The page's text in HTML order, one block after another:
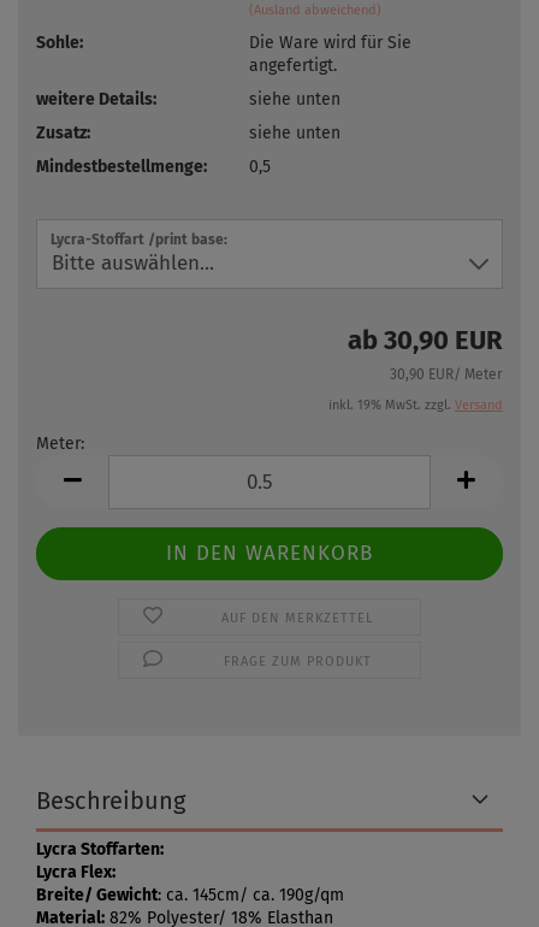
(Ausland abweichend)
Sohle:
Die Ware wird für Sie
angefertigt.
weitere Details:
siehe unten
Zusatz:
siehe unten
Mindestbestellmenge:
0,5
Lycra-Stoffart /print base:
ab 30,90 EUR
30,90 EUR/ Meter
inkl. 19% MwSt. zzgl. Versand
Meter:
AUF DEN MERKZETTEL
FRAGE ZUM PRODUKT
Beschreibung
Lycra Stoffarten:
Lycra Flex:
Breite/ Gewicht: ca. 145cm/ ca. 190g/qm
Material: 82% Polyester/ 18% Elasthan